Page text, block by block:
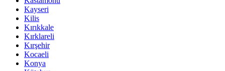
Kayseri
Kilis
Kırıkkale
Kırklareli
Kırşehir
Kocaeli
Konya